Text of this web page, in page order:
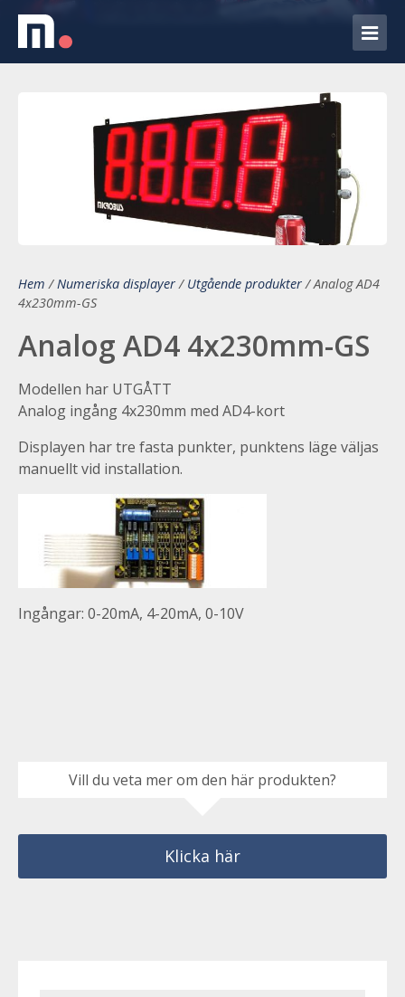
Hem / Numeriska displayer / Utgående produkter /Analog AD4
4x230mm-GS
Analog AD4 4x230mm-GS
Modellen har UTGÅTT
Analog ingång 4x230mm med AD4-kort
Displayen har tre fasta punkter, punktens läge väljas
manuellt vid installation.
Ingångar: 0-20mA, 4-20mA, 0-10V
Vill du veta mer om den här produkten?
Klicka här